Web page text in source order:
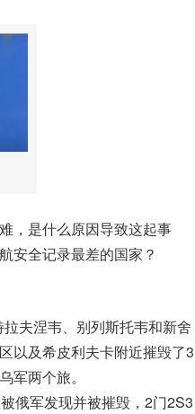
，是什么原因导致这起事
安全记录最差的国家？
夫涅韦、别列斯托韦和新舍
以及希皮利夫卡附近摧毁了3
军两个旅。
俄军发现并被摧毁，2门2S3